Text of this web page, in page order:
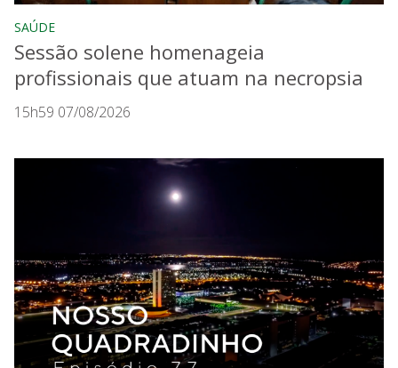
SAÚDE
Sessão solene homenageia
profissionais que atuam na necropsia
15h59 07/08/2026